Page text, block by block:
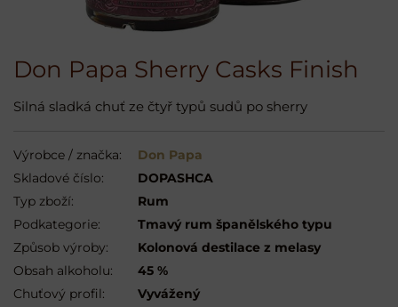
Don Papa Sherry Casks Finish
Silná sladká chuť ze čtyř typů sudů po sherry
Výrobce / značka:
Don Papa
Skladové číslo:
DOPASHCA
Typ zboží:
Rum
Podkategorie:
Tmavý rum španělského typu
Způsob výroby:
Kolonová destilace z melasy
Obsah alkoholu:
45 %
Chuťový profil:
Vyvážený